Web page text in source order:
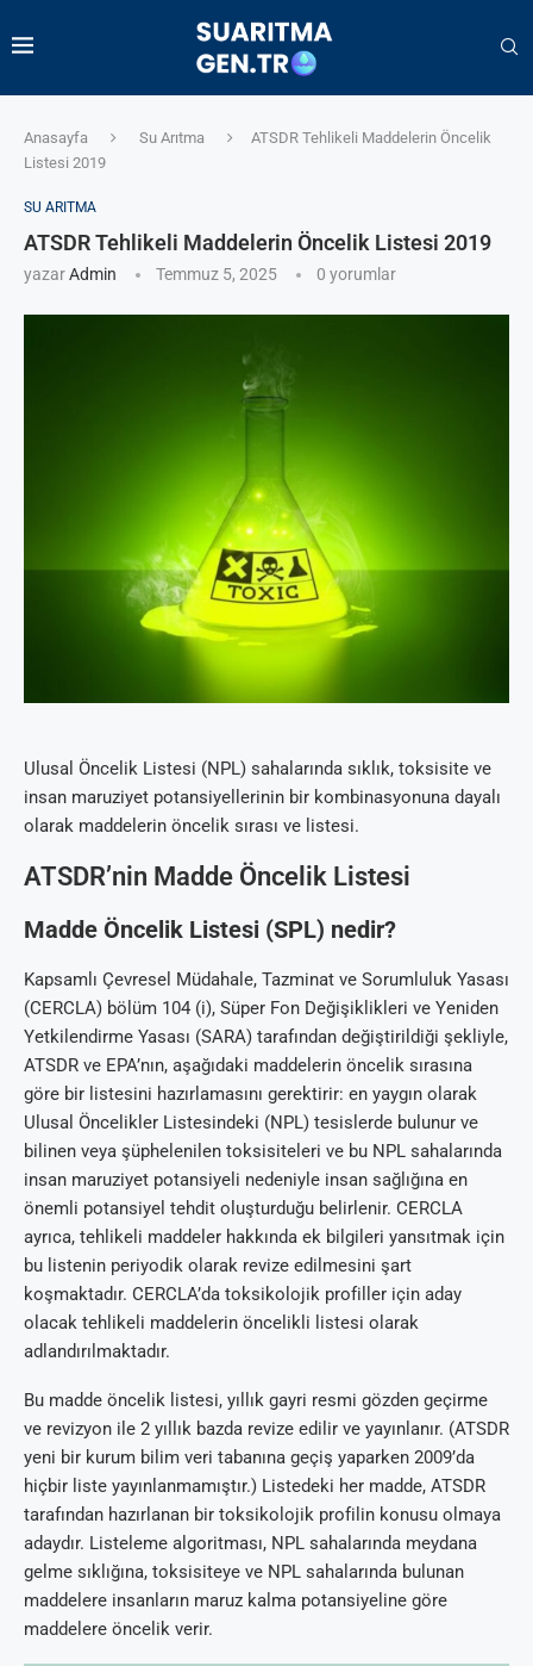
Anasayfa Su Arıtma
ATSDR Tehlikeli Maddelerin Öncelik
Listesi 2019
SU ARITMA
ATSDR Tehlikeli Maddelerin Öncelik Listesi 2019
yazarAdmin Temmuz 5, 2025 0 yorumlar
Ulusal Öncelik Listesi (NPL) sahalarında sıklık, toksisite ve
insan maruziyet potansiyellerinin bir kombinasyonuna dayalı
olarak maddelerin öncelik sırası ve listesi.
ATSDR’nin Madde Öncelik Listesi
Madde Öncelik Listesi (SPL) nedir?
Kapsamlı Çevresel Müdahale, Tazminat ve Sorumluluk Yasası
(CERCLA) bölüm 104 (i), Süper Fon Değişiklikleri ve Yeniden
Yetkilendirme Yasası (SARA) tarafından değiştirildiği şekliyle,
ATSDR ve EPA’nın, aşağıdaki maddelerin öncelik sırasına
göre bir listesini hazırlamasını gerektirir: en yaygın olarak
Ulusal Öncelikler Listesindeki (NPL) tesislerde bulunur ve
bilinen veya şüphelenilen toksisiteleri ve bu NPL sahalarında
insan maruziyet potansiyeli nedeniyle insan sağlığına en
önemli potansiyel tehdit oluşturduğu belirlenir. CERCLA
ayrıca, tehlikeli maddeler hakkında ek bilgileri yansıtmak için
bu listenin periyodik olarak revize edilmesini şart
koşmaktadır. CERCLA’da toksikolojik profiller için aday
olacak tehlikeli maddelerin öncelikli listesi olarak
adlandırılmaktadır.
Bu madde öncelik listesi, yıllık gayri resmi gözden geçirme
ve revizyon ile 2 yıllık bazda revize edilir ve yayınlanır. (ATSDR
yeni bir kurum bilim veri tabanına geçiş yaparken 2009’da
hiçbir liste yayınlanmamıştır.) Listedeki her madde, ATSDR
tarafından hazırlanan bir toksikolojik profilin konusu olmaya
adaydır. Listeleme algoritması, NPL sahalarında meydana
gelme sıklığına, toksisiteye ve NPL sahalarında bulunan
maddelere insanların maruz kalma potansiyeline göre
maddelere öncelik verir.